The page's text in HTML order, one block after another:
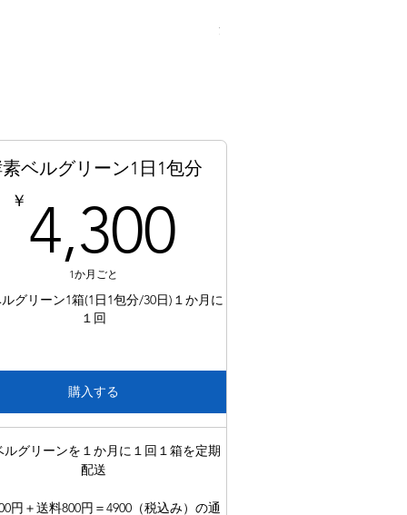
消費税込み
￥
ベルグリーン1日1包分
￥ 4,300
1か月ごと
グリーン1箱(1日1包分/30日)１か月に
１回
購入する
ルグリーンを１か月に１回１箱を定期
配送
円＋送料800円＝4900（税込み）の通